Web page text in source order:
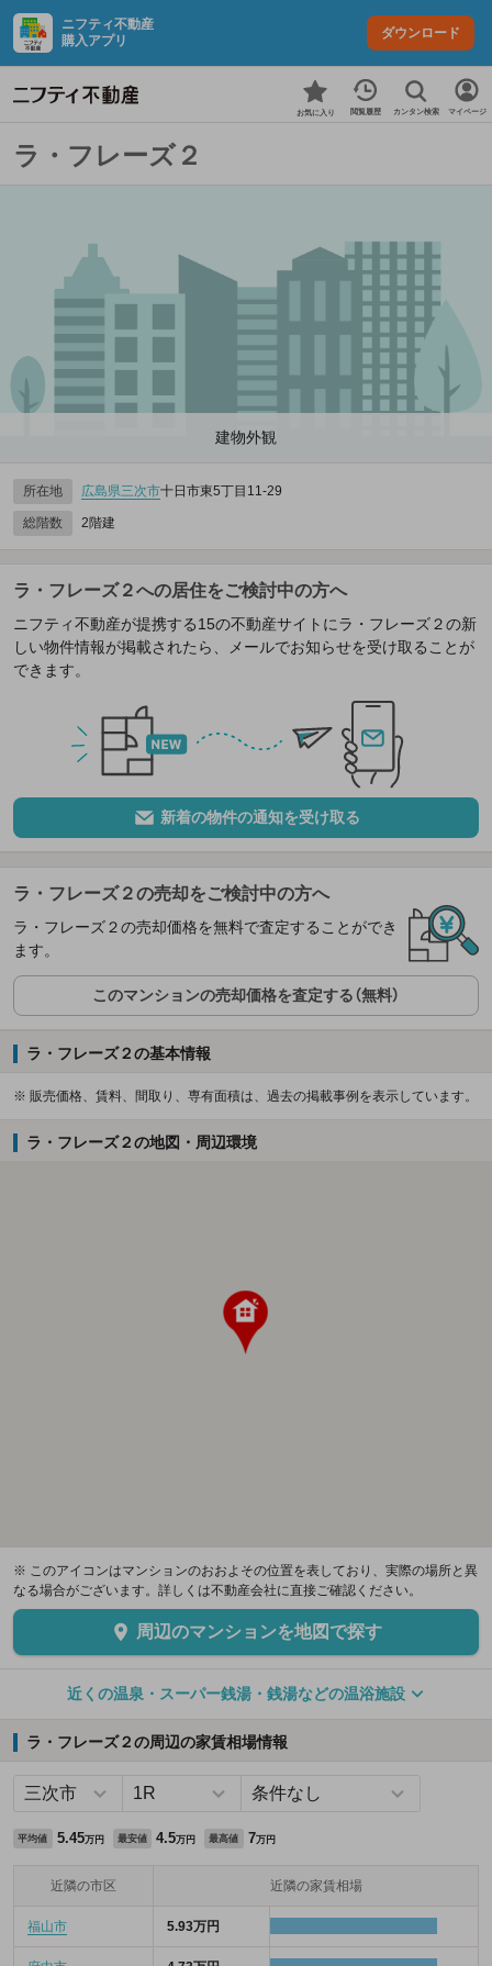
ニフティ不動産
購入アプリ
ダウンロード
お気に入り 閲覧履歴 カンタン検索 マイページ
ラ・フレーズ２
建物外観
所在地 広島県三次市十日市東5丁目11-29
総階数 2階建
ラ・フレーズ２への居住をご検討中の方へ
ニフティ不動産が提携する15の不動産サイトにラ・フレーズ２の新
しい物件情報が掲載されたら、メールでお知らせを受け取ることが
できます。
新着の物件の通知を受け取る
ラ・フレーズ２の売却をご検討中の方へ
ラ・フレーズ２の売却価格を無料で査定することができ
ます。
このマンションの売却価格を査定する（無料）
ラ・フレーズ２の基本情報
※ 販売価格、賃料、間取り、専有面積は、過去の掲載事例を表示しています。
ラ・フレーズ２の地図・周辺環境
※ このアイコンはマンションのおおよその位置を表しており、実際の場所と異
なる場合がございます。詳しくは不動産会社に直接ご確認ください。
周辺のマンションを地図で探す
近くの温泉・スーパー銭湯・銭湯などの温浴施設
ラ・フレーズ２の周辺の家賃相場情報
平均値 5.45万円 最安値 4.5万円 最高値 7万円
近隣の市区 近隣の家賃相場
福山市 5.93万円